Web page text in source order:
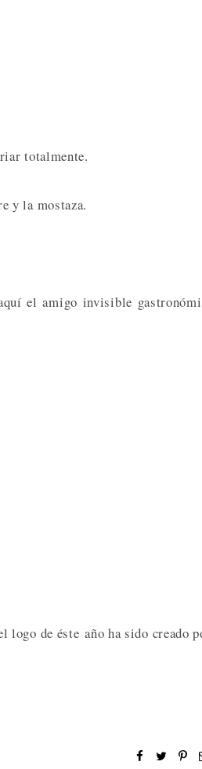
totalmente.
y la mostaza.
el amigo invisible
logo de éste año ha sido creado